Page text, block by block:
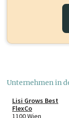
Unternehmen in
Lisi Grows Best
FlexCo